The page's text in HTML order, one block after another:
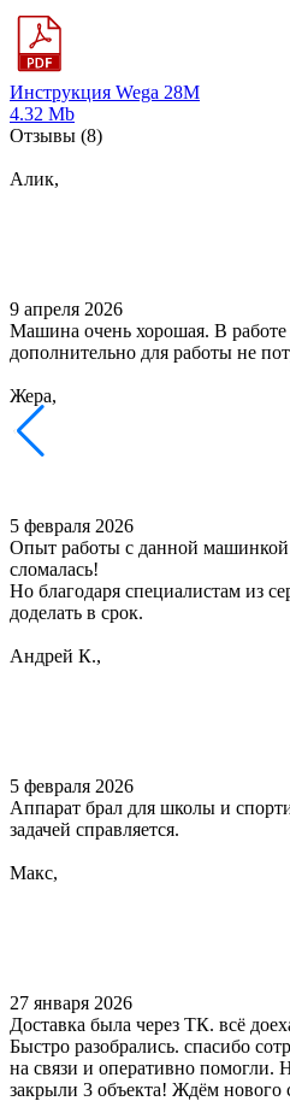
Инструкция Wega 28M
4.32 Mb
Отзывы (8)
Алик,
9 апреля 2026
Машина очень хорошая. В работе
дополнительно для работы не
Жера,
5 февраля 2026
Опыт работы с данной машинкой
сломалась!
Но благодаря специалистам из
доделать в срок.
Андрей К.,
5 февраля 2026
Аппарат брал для школы и
задачей справляется.
Макс,
27 января 2026
Доставка была через ТК. всё
Быстро разобрались. спасибо
на связи и оперативно помогли.
закрыли 3 объекта! Ждём нового